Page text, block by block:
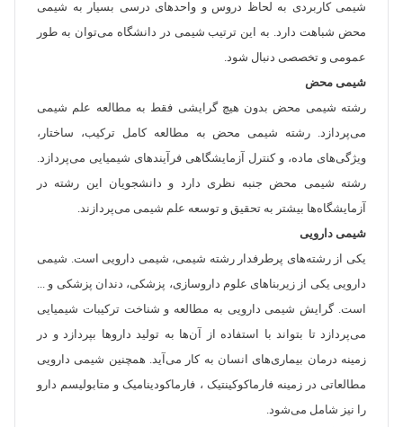
شیمی کاربردی به لحاظ دروس و واحد‌های درسی بسیار به شیمی
محض شباهت دارد. به این ترتیب شیمی در دانشگاه می‌توان به طور
عمومی و تخصصی دنبال شود.
شیمی محض
رشته شیمی محض بدون هیچ گرایشی فقط به مطالعه علم شیمی
می‌پردازد. رشته شیمی محض به مطالعه کامل ترکیب، ساختار،
ویژگی‌های ماده، و کنترل آزمایشگاهی فرآیندهای شیمیایی می‌پردازد.
رشته شیمی محض جنبه نظری دارد و دانشجویان این رشته در
آزمایشگاه‌ها بیشتر به تحقیق و توسعه علم شیمی می‌پردازند.
شیمی دارویی
یکی از رشته‌های پرطرفدار رشته شیمی، شیمی دارویی است. شیمی
دارویی یکی از زیربناهای علوم داروسازی، پزشکی، دندان پزشکی و ...
است. گرایش شیمی دارویی به مطالعه و شناخت ترکیبات شیمیایی
می‌پردازد تا بتواند با استفاده از آن‌ها به تولید داروها بپردازد و در
زمینه درمان بیماری‌های انسان به کار می‌آید. همچنین شیمی دارویی
مطالعاتی در زمینه فارماکوکینتیک ، فارماکودینامیک و متابولیسم دارو
را نیز شامل می‌شود.